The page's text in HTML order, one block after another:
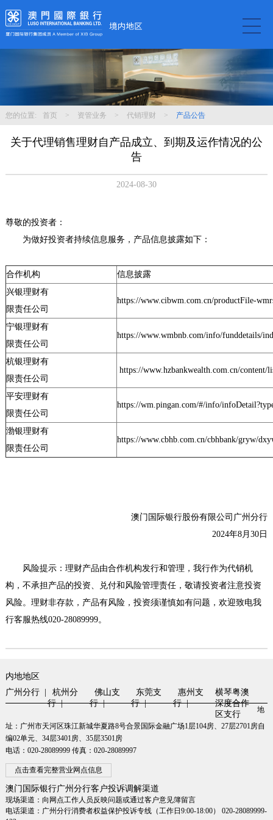
您的位置: 首页 > 资管业务 > 代销理财 > 产品公告
关于代理销售理财自产品成立、到期及运作情况的公
告
2024-08-30
尊敬的投资者：
为做好投资者持续信息服务，产品信息披露如下：
合作机构
信息披露
兴银理财有
限责任公司
https://www.cibwm.com.cn/productFile-
宁银理财有
限责任公司
https://www.wmbnb.com/info/funddetails/
杭银理财有
限责任公司
https://www.hzbankwealth.com.cn/content/
平安理财有
限责任公司
https://wm.pingan.com/#/info/
渤银理财有
限责任公司
https://www.cbhb.com.cn/cbhbank/gryw/
澳门国际银行股份有限公司广州分行
2024年8月30 日
风险提示：理财产品由合作机构发行和管理，我行作为代销机
构，不承担产品的投资、兑付和风险管理责任，敬请投资者注意投资
风险。理财非存款，产品有风险，投资须谨慎如有问题，欢迎致电我
行客服热线020-28089999。
内地地区
广州分行 |
杭州分
行 |
佛山支
行 |
东莞支
行 |
惠州支
行 |
横琴粤澳
深度合作
区支行
地
址：广州市天河区珠江新城华夏路8号合景国际金融广场1层104房、27层2701房自
编02单元、34层3401房、35层3501房
电话：020-28089999 传真：020-28089997
点击查看完整营业网点信息
澳门国际银行广州分行客户投诉调解渠道
现场渠道：向网点工作人员反映问题或通过客户意见簿留言
电话渠道：广州分行消费者权益保护投诉专线（工作日9:00-18:00） 020-28089999-